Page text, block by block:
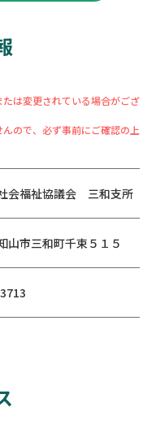
は変更されている場合がござ
ので、必ず事前にご確認の上
会福祉協議会 三和支所
山市三和町千束５１５